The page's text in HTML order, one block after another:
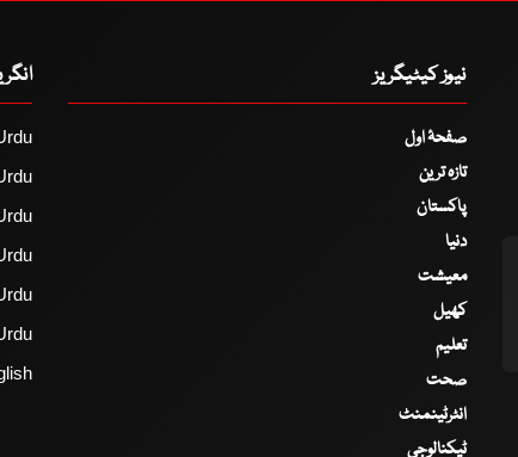
نیوز کیٹیگریز
صفحۂ اول
تازہ ترین
پاکستان
دنیا
معیشت
کھیل
تعلیم
صحت
انٹرٹینمنٹ
ٹیکنالوجی